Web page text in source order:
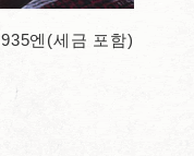
935엔(세금 포함)